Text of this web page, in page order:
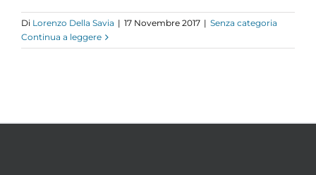
Di Lorenzo Della Savia | 17 Novembre 2017 | Senza categoria
Continua a leggere